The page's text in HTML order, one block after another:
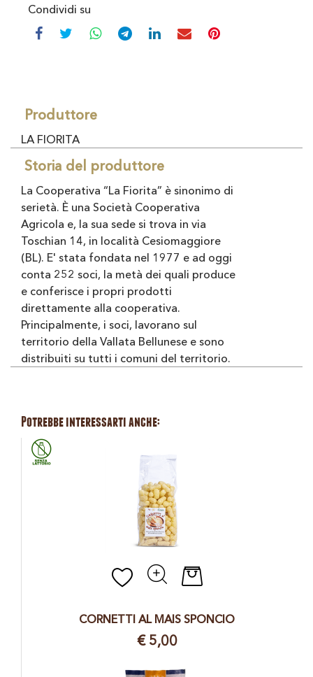
Condividi su
Produttore
LA FIORITA
Storia del produttore
La Cooperativa “La Fiorita” è sinonimo di
serietà. È una Società Cooperativa
Agricola e, la sua sede si trova in via
Toschian 14, in località Cesiomaggiore
(BL). E' stata fondata nel 1977 e ad oggi
conta 252 soci, la metà dei quali produce
e conferisce i propri prodotti
direttamente alla cooperativa.
Principalmente, i soci, lavorano sul
territorio della Vallata Bellunese e sono
distribuiti su tutti i comuni del territorio.
Potrebbe interessarti anche:
Quantità
CORNETTI AL MAIS SPONCIO
€ 5,00